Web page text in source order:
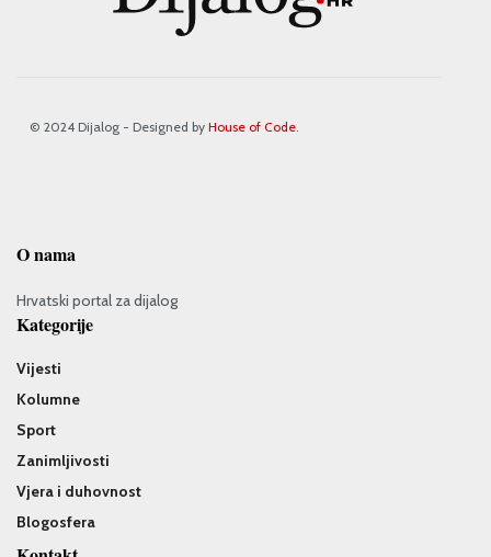
© 2024 Dijalog - Designed by House of Code.
O nama
Hrvatski portal za dijalog
Kategorije
Vijesti
Kolumne
Sport
Zanimljivosti
Vjera i duhovnost
Blogosfera